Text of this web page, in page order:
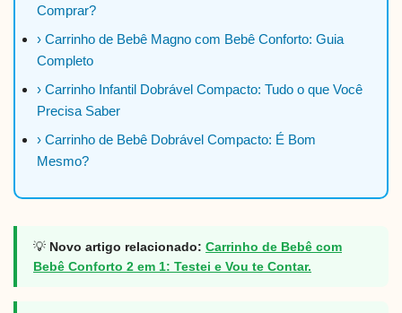
Comprar?
› Carrinho de Bebê Magno com Bebê Conforto: Guia
Completo
› Carrinho Infantil Dobrável Compacto: Tudo o que Você
Precisa Saber
› Carrinho de Bebê Dobrável Compacto: É Bom
Mesmo?
💡 Novo artigo relacionado: Carrinho de Bebê com
Bebê Conforto 2 em 1: Testei e Vou te Contar.